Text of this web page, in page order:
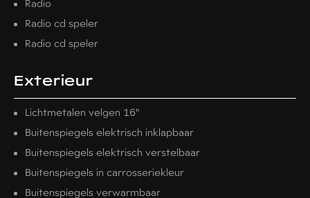
Exterieur
Lichtmetalen velgen 16"
Buitenspiegels elektrisch inklapbaar
Buitenspiegels elektrisch verstelbaar
Buitenspiegels in carrosseriekleur
Buitenspiegels verwarmbaar
Radio
Radio cd speler
Radio cd speler